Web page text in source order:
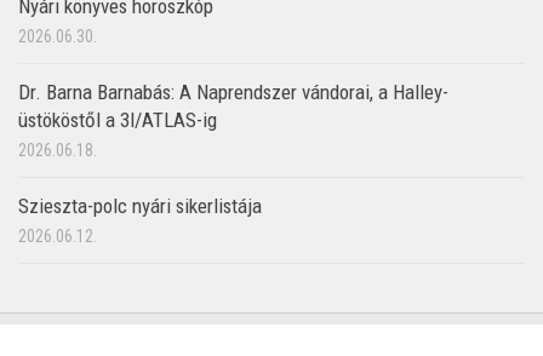
Nyári könyves horoszkóp
2026.06.30.
Dr. Barna Barnabás: A Naprendszer vándorai, a Halley-
üstököstől a 3I/ATLAS-ig
2026.06.18.
Szieszta-polc nyári sikerlistája
2026.06.12.